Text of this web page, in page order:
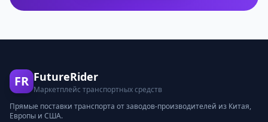
FR FutureRider
Маркетплейс транспортных средств
Прямые поставки транспорта от заводов-производителей из Китая,
Европы и США.